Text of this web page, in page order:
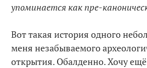
упоминается как пре-
Вот такая история одного
меня незабываемого
открытия. Обалденно. Хочу